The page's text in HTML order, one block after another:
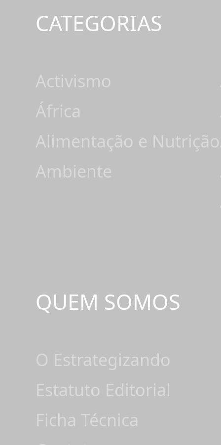
CATEGORIAS
Activismo
África
Alimentação e Nutrição
Ambiente
QUEM SOMOS
O Estrategizando
Estatuto Editorial
Ficha Técnica